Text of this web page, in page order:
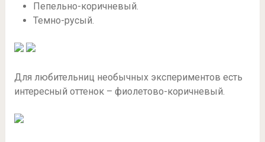
Пепельно-коричневый.
Темно-русый.
Для любительниц необычных экспериментов есть
интересный оттенок – фиолетово-коричневый.